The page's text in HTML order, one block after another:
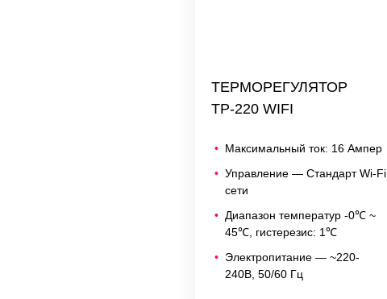
ТЕРМОРЕГУЛЯТОР
ТР-220 WIFI
Максимальный ток: 16 Ампер
Управление — Стандарт Wi-Fi
сети
Диапазон температур -0℃ ~
45℃, гистерезис: 1℃
Электропитание — ~220-
240В, 50/60 Гц